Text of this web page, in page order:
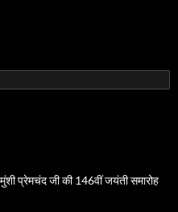
प्रेमचंद जी की 146वीं जयंती समारोह